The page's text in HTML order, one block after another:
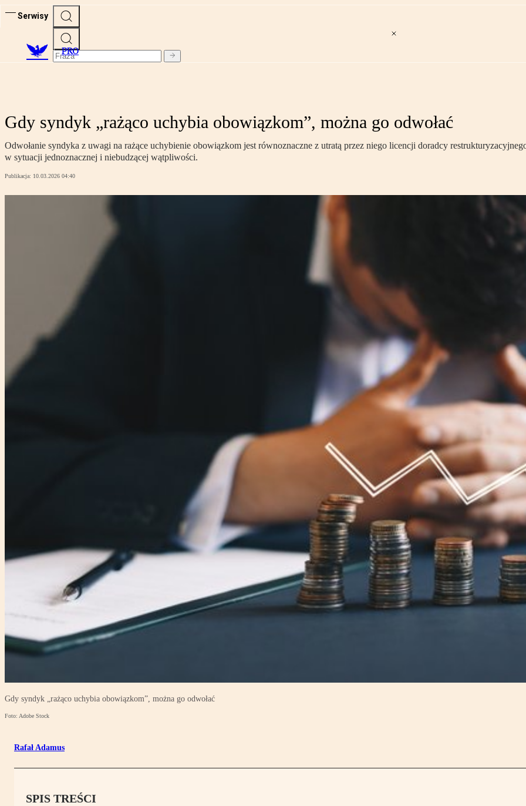
Serwisy
PRO
Gdy syndyk „rażąco uchybia obowiązkom”, można go odwołać
Odwołanie syndyka z uwagi na rażące uchybienie obowiązkom jest równoznaczne z utratą przez niego licencji doradcy
w sytuacji jednoznacznej i niebudzącej wątpliwości.
Publikacja: 10.03.2026 04:40
Gdy syndyk „rażąco uchybia obowiązkom”, można go odwołać
Foto: Adobe Stock
Rafał Adamus
SPIS TREŚCI